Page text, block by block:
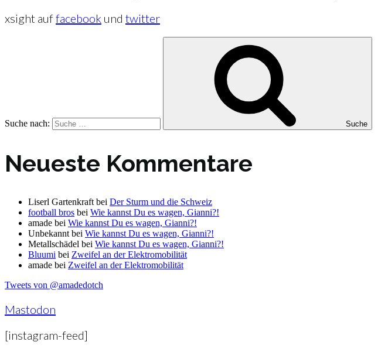
xsight auffacebook und twitter
Suche nach: Suche
Neueste Kommentare
Liserl Gartenkraft bei Der Sturm und die Schweiz
football bros bei Wie kannst Du es wagen, Gianni?!
amade bei Wie kannst Du es wagen, Gianni?!
Unbekannt bei Wie kannst Du es wagen, Gianni?!
Metallschädel bei Wie kannst Du es wagen, Gianni?!
Bluumi bei Zweifel an der Elektromobilität
amade bei Zweifel an der Elektromobilität
Tweets von @amadedotch
Mastodon
[instagram-feed]